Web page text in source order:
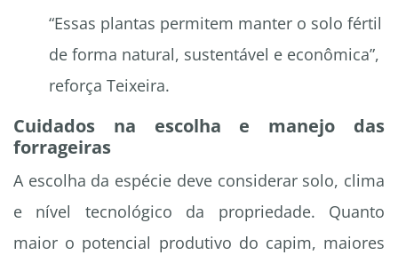
“Essas plantas permitem manter o solo fértil
de forma natural, sustentável e econômica”,
reforça Teixeira.
Cuidados na escolha e manejo das
forrageiras
A escolha da espécie deve considerar solo, clima
e nível tecnológico da propriedade. Quanto
maior o potencial produtivo do capim, maiores